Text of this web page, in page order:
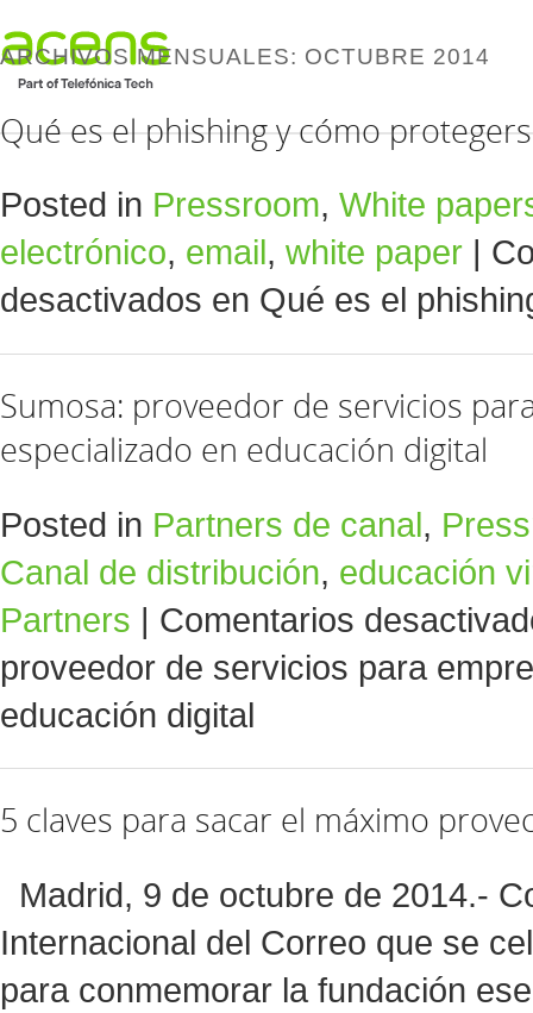
ARCHIVOS MENSUALES: OCTUBRE 2014
Qué es el phishing y cómo
Posted in Pressroom, White
electrónico, email , white paper
desactivados en Qué es el
Sumosa: proveedor de servicios
especializado en educación digital
Posted in Partners de canal,
Canal de distribución, educación
Partners | Comentarios
proveedor de servicios para
educación digital
5 claves para sacar el máximo
Madrid, 9 de octubre de 2014.-
Internacional del Correo que se
para conmemorar la fundación